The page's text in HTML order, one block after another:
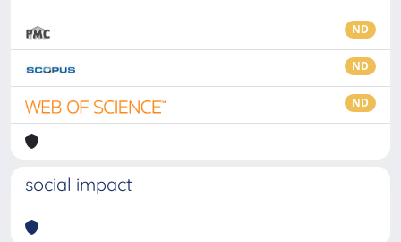
ND
ND
ND
social impact